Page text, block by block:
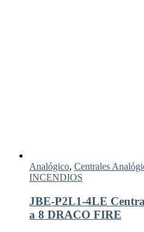
Analógico, Centrales
INCENDIOS
JBE-P2L1-4LE
a 8 DRACO FIRE